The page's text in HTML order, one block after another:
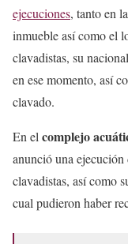
ejecuciones, tanto en
inmueble así como el
clavadistas, su
en ese momento, así
clavado.
En el complejo
anunció una
clavadistas, así como
cual pudieron haber